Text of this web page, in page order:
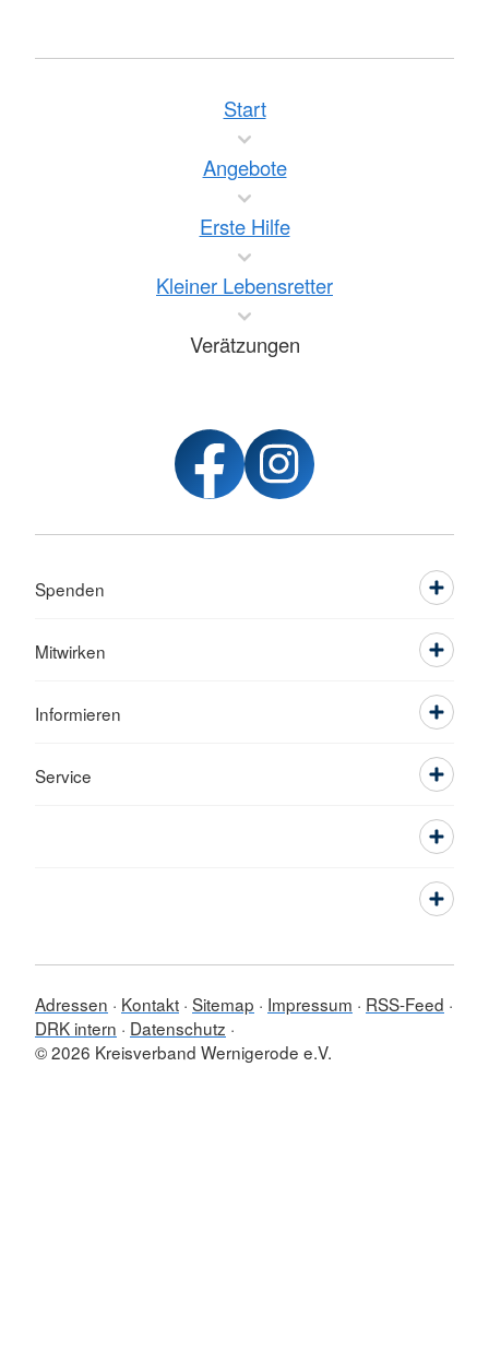
Start
Angebote
Erste Hilfe
Kleiner Lebensretter
Verätzungen
Spenden
Mitwirken
Informieren
Service
Adressen Kontakt Sitemap Impressum
RSS-Feed
DRK intern
Datenschutz
© 2026 Kreisverband Wernigerode e.V.